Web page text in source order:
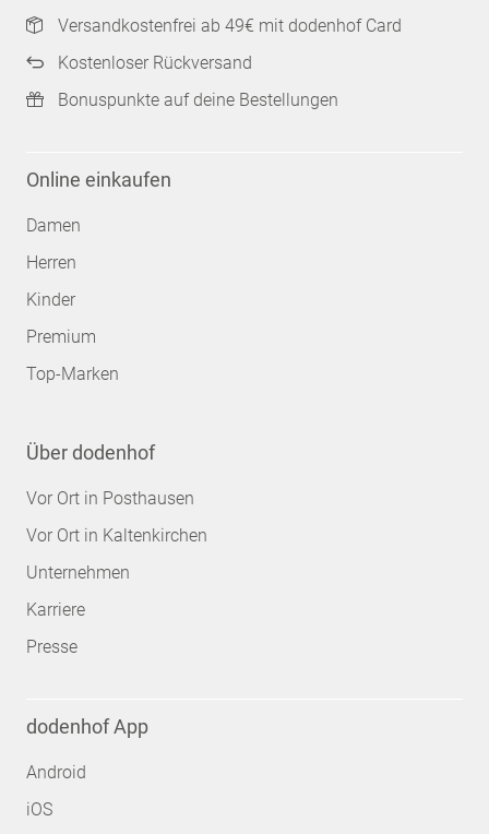
Versandkostenfrei ab 49€ mit dodenhof Card
Kostenloser Rückversand
Bonuspunkte auf deine Bestellungen
Online einkaufen
Damen
Herren
Kinder
Premium
Top-Marken
Über dodenhof
Vor Ort in Posthausen
Vor Ort in Kaltenkirchen
Unternehmen
Karriere
Presse
dodenhof App
Android
iOS